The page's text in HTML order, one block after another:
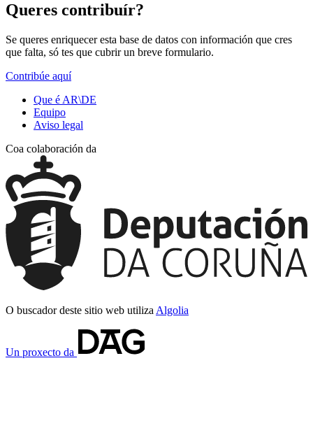
Queres contribuír?
Se queres enriquecer esta base de datos con información que cres
que falta, só tes que cubrir un breve formulario.
Contribúe aquí
Que é AR\DE
Equipo
Aviso legal
Coa colaboración da
O buscador deste sitio web utiliza Algolia
Un proxecto da